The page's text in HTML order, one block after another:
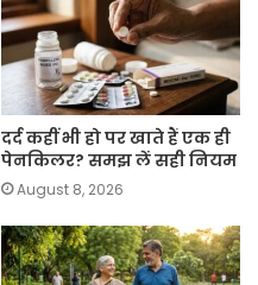
दर्द कहीं भी हो पर खाते हैं एक ही
पेनकिलर? समझ लें सही नियम
August 8, 2026